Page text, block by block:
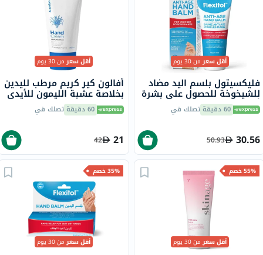
أقل سعرمن 30 يوم
فليكسيتول بلسم اليد مضاد
للشيخوخة للحصول على بشرة
أكثر شبابًا 40 جرام
60 دقيقة تصلك في
30.56
50.93
أقل سعرمن 30 يوم
أفالون كير كريم مرطب لليدين
بخلاصة عشبة الليمون للأيدي
الجافة 50 مل60 دقيقة تصلك في
21
42
55% خصم
أقل سعرمن 30 يوم
35% خصم
أقل سعرمن 30 يوم